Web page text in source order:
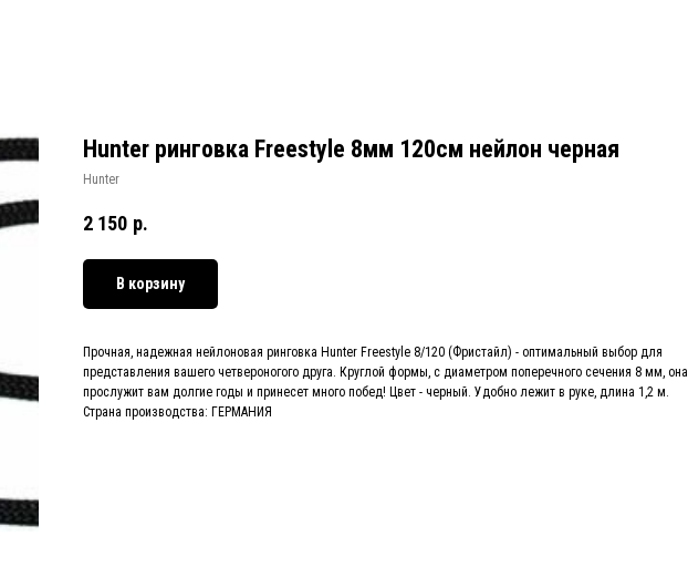
Hunter ринговка Freestyle 8мм 120см нейлон черная
Hunter
2 150 р.
В корзину
Прочная, надежная нейлоновая ринговка Hunter Freestyle 8/120 (Фристайл) - оптимальный выбор для
представления вашего четвероногого друга. Круглой формы, с диаметром поперечного сечения 8 мм, она
прослужит вам долгие годы и принесет много побед! Цвет - черный. Удобно лежит в руке, длина 1,2 м.
Страна производства: ГЕРМАНИЯ